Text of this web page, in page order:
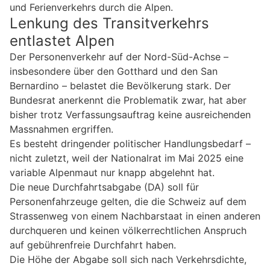
und Ferienverkehrs durch die Alpen.
Lenkung des Transitverkehrs
entlastet Alpen
Der Personenverkehr auf der Nord-Süd-Achse –
insbesondere über den Gotthard und den San
Bernardino – belastet die Bevölkerung stark. Der
Bundesrat anerkennt die Problematik zwar, hat aber
bisher trotz Verfassungsauftrag keine ausreichenden
Massnahmen ergriffen.
Es besteht dringender politischer Handlungsbedarf –
nicht zuletzt, weil der Nationalrat im Mai 2025 eine
variable Alpenmaut nur knapp abgelehnt hat.
Die neue Durchfahrtsabgabe (DA) soll für
Personenfahrzeuge gelten, die die Schweiz auf dem
Strassenweg von einem Nachbarstaat in einen anderen
durchqueren und keinen völkerrechtlichen Anspruch
auf gebührenfreie Durchfahrt haben.
Die Höhe der Abgabe soll sich nach Verkehrsdichte,